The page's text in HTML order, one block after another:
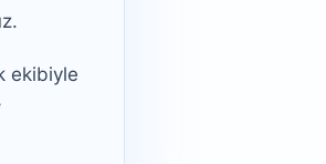
ekibiyle